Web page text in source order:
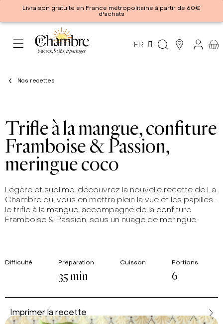
Livraison gratuite en France métropolitaine à partir de 60€
d'achats
FR
Nos recettes
Trifle à la mangue, confiture
Framboise & Passion,
meringue coco
Légère et sublime, découvrez la nouvelle recette de La
Chambre qui vous en mettra plein la vue et les papilles :
le trifle à la mangue, accompagné de la confiture
Framboise & Passion, sous un nuage de meringue.
Difficulté Préparation
35 min
Cuisson Portions
6
Imprimer la recette